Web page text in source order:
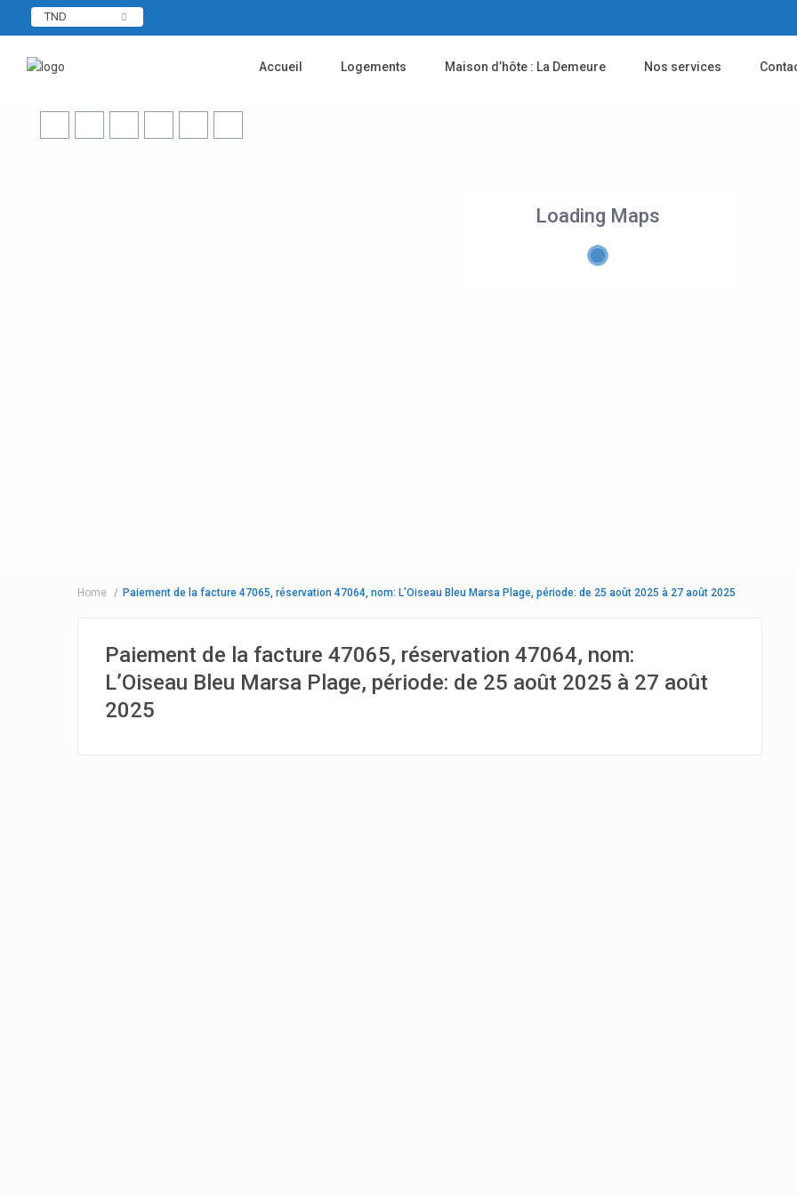
TND
Accueil Logements Maison d’hôte : La Demeure Nos services
Loading Maps
Home Paiement de la facture 47065, réservation 47064, nom: L’Oiseau Bleu Marsa Plage, période: de 25 août 2025 à 27 août 2025
Paiement de la facture 47065, réservation 47064, nom:
L’Oiseau Bleu Marsa Plage, période: de 25 août 2025 à 27 août
2025